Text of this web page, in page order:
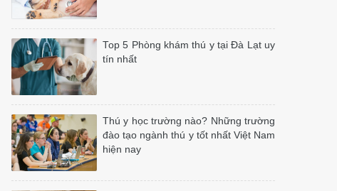
Top 5 Phòng khám thú y tại Đà Lạt uy
tín nhất
Thú y học trường nào? Những trường
đào tạo ngành thú y tốt nhất Việt Nam
hiện nay